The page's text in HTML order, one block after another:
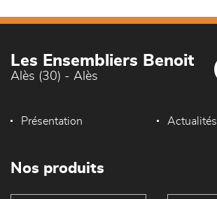
Les Ensembliers Benoit
Alès (30) - Alès
Présentation Actualités
Nos produits